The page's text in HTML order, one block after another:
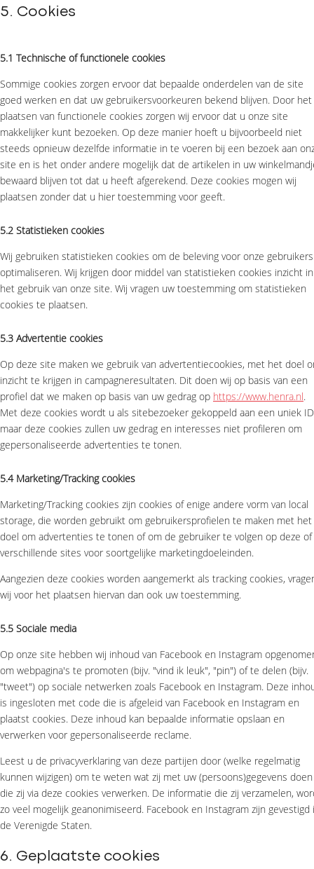
5. Cookies
5.1 Technische of functionele cookies
Sommige cookies zorgen ervoor dat bepaalde onderdelen van de site
goed werken en dat uw gebruikersvoorkeuren bekend blijven. Door het
plaatsen van functionele cookies zorgen wij ervoor dat u onze site
makkelijker kunt bezoeken. Op deze manier hoeft u bijvoorbeeld niet
steeds opnieuw dezelfde informatie in te voeren bij een bezoek aan
site en is het onder andere mogelijk dat de artikelen in uw
bewaard blijven tot dat u heeft afgerekend. Deze cookies mogen wij
plaatsen zonder dat u hier toestemming voor geeft.
5.2 Statistieken cookies
Wij gebruiken statistieken cookies om de beleving voor onze
optimaliseren. Wij krijgen door middel van statistieken cookies inzicht in
het gebruik van onze site. Wij vragen uw toestemming om statistieken
cookies te plaatsen.
5.3 Advertentie cookies
Op deze site maken we gebruik van advertentiecookies, met het doel
inzicht te krijgen in campagneresultaten. Dit doen wij op basis van een
profiel dat we maken op basis van uw gedrag op https://www.henra.nl.
Met deze cookies wordt u als sitebezoeker gekoppeld aan een uniek
maar deze cookies zullen uw gedrag en interesses niet profileren om
gepersonaliseerde advertenties te tonen.
5.4 Marketing/Tracking cookies
Marketing/Tracking cookies zijn cookies of enige andere vorm van local
storage, die worden gebruikt om gebruikersprofielen te maken met het
doel om advertenties te tonen of om de gebruiker te volgen op deze of
verschillende sites voor soortgelijke marketingdoeleinden.
Aangezien deze cookies worden aangemerkt als tracking cookies,
wij voor het plaatsen hiervan dan ook uw toestemming.
5.5 Sociale media
Op onze site hebben wij inhoud van Facebook en Instagram
om webpagina's te promoten (bijv. "vind ik leuk", "pin") of te delen (bijv.
"tweet") op sociale netwerken zoals Facebook en Instagram. Deze
is ingesloten met code die is afgeleid van Facebook en Instagram en
plaatst cookies. Deze inhoud kan bepaalde informatie opslaan en
verwerken voor gepersonaliseerde reclame.
Leest u de privacyverklaring van deze partijen door (welke regelmatig
kunnen wijzigen) om te weten wat zij met uw (persoons)gegevens doen
die zij via deze cookies verwerken. De informatie die zij verzamelen,
zo veel mogelijk geanonimiseerd. Facebook en Instagram zijn gevestigd
de Verenigde Staten.
6. Geplaatste cookies